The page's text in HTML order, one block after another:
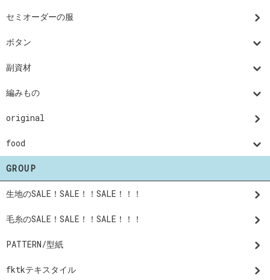
セミオーダーの服
ボタン
副資材
編みもの
original
food
GROUP
生地のSALE！SALE！！SALE！！！
毛糸のSALE！SALE！！SALE！！！
PATTERN/型紙
fktkテキスタイル